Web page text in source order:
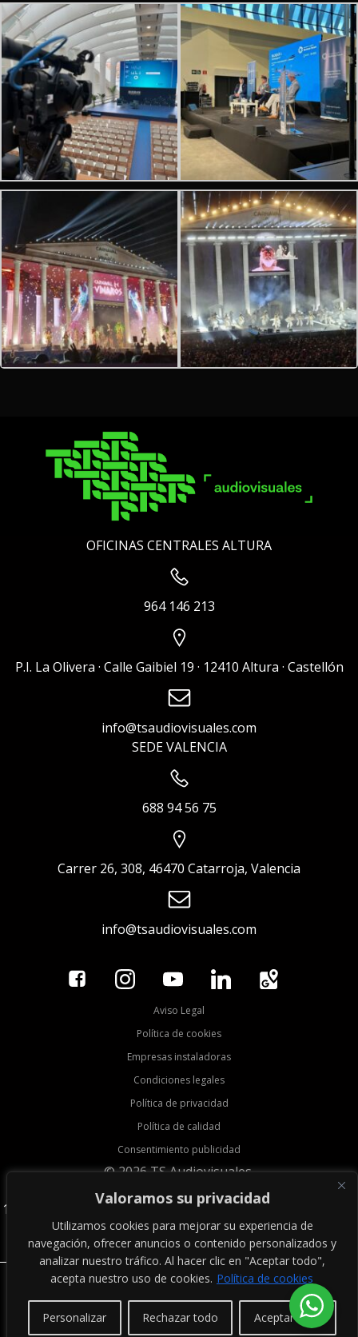
Valoramos su privacidad
Utilizamos cookies para mejorar su experiencia de
navegación, ofrecer anuncios o contenido personalizados y
analizar nuestro tráfico. Al hacer clic en "Aceptar todo",
acepta nuestro uso de cookies. Política de cookies
Personalizar Rechazar todo Aceptar todo
OFICINAS CENTRALES ALTURA
964 146 213
P.I. La Olivera · Calle Gaibiel 19 · 12410 Altura · Castellón
info@tsaudiovisuales.com
SEDE VALENCIA
688 94 56 75
Carrer 26, 308, 46470 Catarroja, Valencia
info@tsaudiovisuales.com
Aviso Legal
Política de cookies
Empresas instaladoras
Condiciones legales
Política de privacidad
Política de calidad
Consentimiento publicidad
© 2026 TS Audiovisuales.
113088
▼
Suscríbete ahora, ¡no se pierda nuestras novedades!